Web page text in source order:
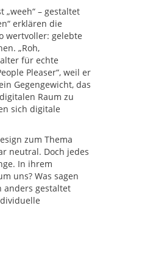
– gestaltet
erklären die
wertvoller: gelebte
„Roh,
für echte
Pleaser“, weil er
Gegengewicht, das
Raum zu
sich digitale
zum Thema
neutral. Doch jedes
In ihrem
uns? Was sagen
anders gestaltet